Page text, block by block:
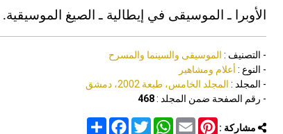
الأوبرا ـ الموسيقى في إيطالية ـ الصيغ الموسيقية.
- التصنيف : الموسيقى والسينما والمسرح
- النوع : أعلام ومشاهير
- المجلد : المجلد الخامس، طبعة 2002، دمشق
- رقم الصفحة ضمن المجلد :468
مشاركة : Share
FacebookTwitter
WhatsAppEmail
Pinterest